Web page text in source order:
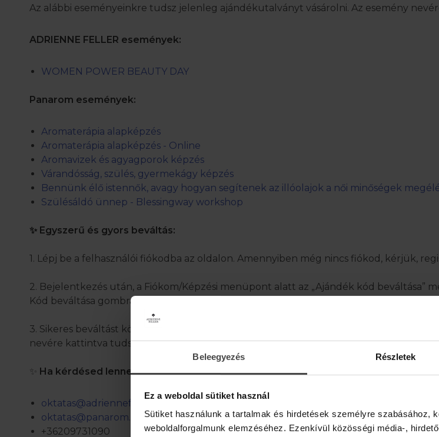
Beleegyezés Részletek
Ez a weboldal sütiket használ
Sütiket használunk a tartalmak és hirdetések személyre szabásához,
weboldalforgalmunk elemzéséhez. Ezenkívül közösségi média-,
Az alábbi eseményeinkre tudsz jelenleg ajándékutalványt vásárolni. Az esemény
ADRIENNE FELLER események:
WOMEN POWER BEAUTY DAY
Panarom események:
Aromaterápia alapképzés
Aromaterápia alapképzés - Online
Aromavizek és agyagporok képzés
Várandósság, szülés, gyermekágy képzés
Bennünk élő istennők, avagy hogyan segítenek az illóolajok a női minőségek
Szülésáldó ünnep - Blessingway workshop
✨ Egyszerű és gyors beváltás:
1. Lépj be a felhasználói fiókodba az oldalon. Amennyiben még nincs fiókod, kérjük,
2. Bejelentkezés után, a Fiókom/Képzési menüpont alatt az „Ajándék kód
Kód beváltása gombra.
3. Sikeres beváltást követően megjelenik a „Felhasználható befizetéseim” felirat alatt
nevére kattintva tudsz jelentkezni a konkrét időpontra.
Ha kérdésed lenne, fordulj hozzánk bizalommal:
oktatas@adriennefeller.com
oktatas@panarom.hu
+36209731090